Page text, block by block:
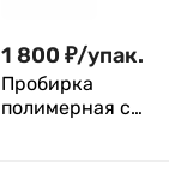
1 800 ₽/упак.
Пробирка
полимерная с